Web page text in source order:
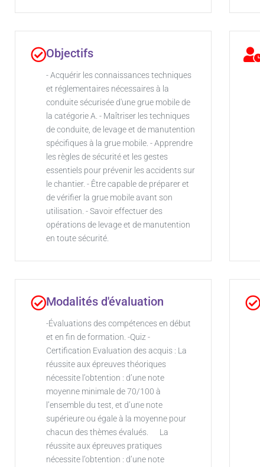
Objectifs
- Acquérir les connaissances techniques
et réglementaires nécessaires à la
conduite sécurisée d'une grue mobile de
la catégorie A. - Maîtriser les techniques
de conduite, de levage et de manutention
spécifiques à la grue mobile. - Apprendre
les règles de sécurité et les gestes
essentiels pour prévenir les accidents sur
le chantier. - Être capable de préparer et
de vérifier la grue mobile avant son
utilisation. - Savoir effectuer des
opérations de levage et de manutention
en toute sécurité.
Modalités d'évaluation
-Évaluations des compétences en début
et en fin de formation. -Quiz -
Certification Evaluation des acquis : La
réussite aux épreuves théoriques
nécessite l’obtention : d’une note
moyenne minimale de 70/100 à
l’ensemble du test, et d’une note
supérieure ou égale à la moyenne pour
chacun des thèmes évalués. La
réussite aux épreuves pratiques
nécessite l’obtention : d’une note